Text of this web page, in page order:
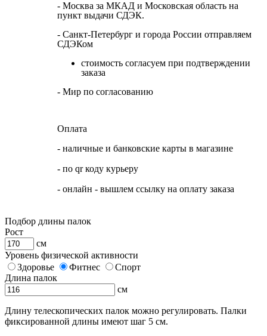
- Москва за МКАД и Московская область на
пункт выдачи СДЭК.
- Санкт-Петербург и города России отправляем
СДЭКом
стоимость согласуем при подтверждении
заказа
- Мир по согласованию
Оплата
- наличные и банковские карты в магазине
- по qr коду курьеру
- онлайн - вышлем ссылку на оплату заказа
Подбор длины палок
Рост
см
Уровень физической активности
Здоровье
Фитнес
Спорт
Длина палок
см
Длину телескопических палок можно регулировать. Палки
фиксированной длины имеют шаг 5 см.